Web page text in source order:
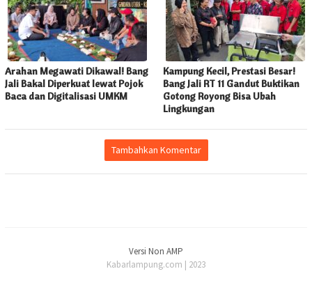
Arahan Megawati Dikawal! Bang
Jali Bakal Diperkuat lewat Pojok
Baca dan Digitalisasi UMKM
Kampung Kecil, Prestasi Besar!
Bang Jali RT 11 Gandut Buktikan
Gotong Royong Bisa Ubah
Lingkungan
Tambahkan Komentar
Versi Non AMP
Kabarlampung.com | 2023